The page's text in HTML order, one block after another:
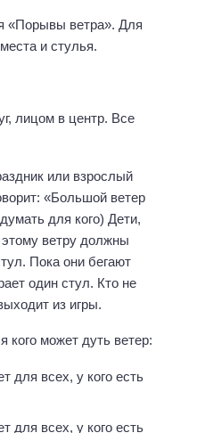
«Порывы ветра». Для
и стулья.
лицом в центр. Все
или взрослый
«Большой ветер
для кого) Дети,
ветру должны
Пока они бегают
один стул. Кто не
из игры.
кого может дуть ветер:
для всех, у кого есть
для всех, у кого есть